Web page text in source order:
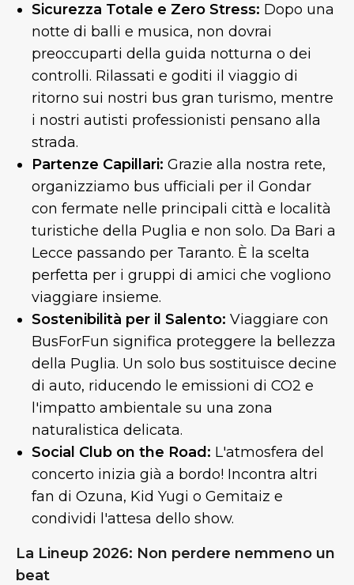
Sicurezza Totale e Zero Stress: Dopo una
notte di balli e musica, non dovrai
preoccuparti della guida notturna o dei
controlli. Rilassati e goditi il viaggio di
ritorno sui nostri bus gran turismo, mentre
i nostri autisti professionisti pensano alla
strada.
Partenze Capillari: Grazie alla nostra rete,
organizziamo bus ufficiali per il Gondar
con fermate nelle principali città e località
turistiche della Puglia e non solo. Da Bari a
Lecce passando per Taranto. È la scelta
perfetta per i gruppi di amici che vogliono
viaggiare insieme.
Sostenibilità per il Salento: Viaggiare con
BusForFun significa proteggere la bellezza
della Puglia. Un solo bus sostituisce decine
di auto, riducendo le emissioni di CO2 e
l'impatto ambientale su una zona
naturalistica delicata.
Social Club on the Road: L'atmosfera del
concerto inizia già a bordo! Incontra altri
fan di Ozuna, Kid Yugi o Gemitaiz e
condividi l'attesa dello show.
La Lineup 2026: Non perdere nemmeno un
beat